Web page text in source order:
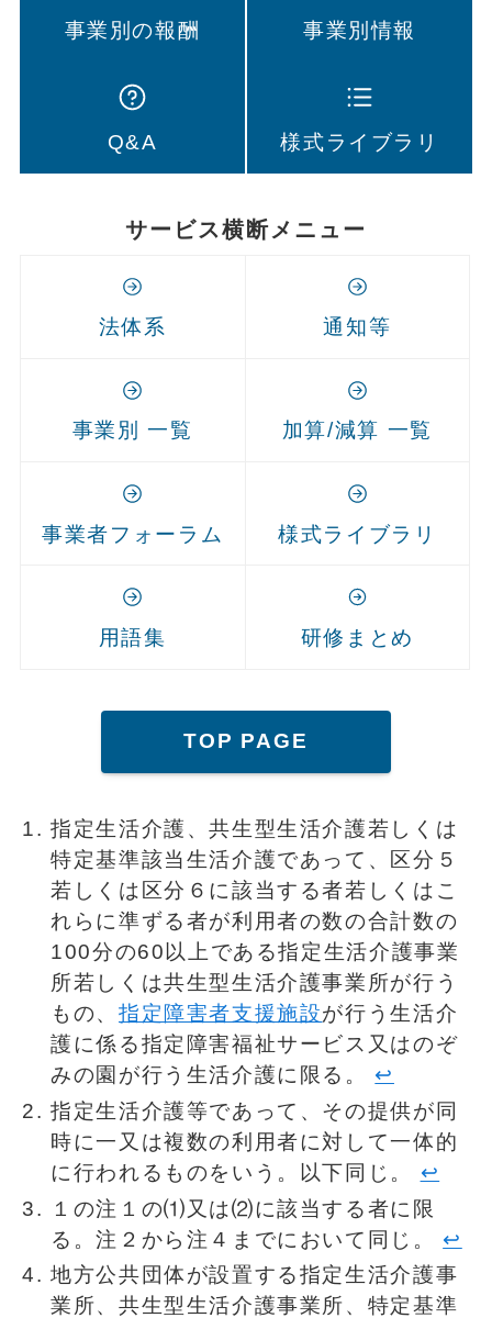
事業別の報酬 事業別情報
Q&A 様式ライブラリ
サービス横断メニュー
法体系 通知等
事業別 一覧 加算/減算 一覧
事業者フォーラム 様式ライブラリ
用語集 研修まとめ
TOP PAGE
指定生活介護、共生型生活介護若しくは
特定基準該当生活介護であって、区分５
若しくは区分６に該当する者若しくはこ
れらに準ずる者が利用者の数の合計数の
100分の60以上である指定生活介護事業
所若しくは共生型生活介護事業所が行う
もの、 指定障害者支援施設が行う生活介
護に係る指定障害福祉サービス又はのぞ
みの園が行う生活介護に限る。 ↩︎
指定生活介護等であって、その提供が同
時に一又は複数の利用者に対して一体的
に行われるものをいう。以下同じ。 ↩︎
１の注１の⑴又は⑵に該当する者に限
る。注２から注４までにおいて同じ。 ↩︎
地方公共団体が設置する指定生活介護事
業所、共生型生活介護事業所、特定基準